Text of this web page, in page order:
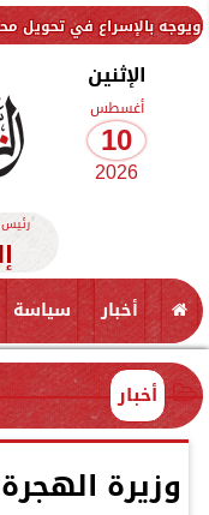
في تحويل محطات الوقود
الإثنين
أغسطس
10
2026
رئيس
أخبار سياسة
أخبار
وزيرة